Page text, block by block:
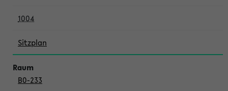
1004
Sitzplan
B0-233